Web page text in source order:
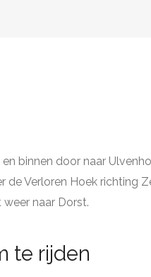
binnen door naar
de Verloren Hoek richting
naar Dorst.
te rijden